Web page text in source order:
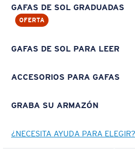
GAFAS DE SOL GRADUADAS
OFERTA
GAFAS DE SOL PARA LEER
ACCESORIOS PARA GAFAS
GRABA SU ARMAZÓN
¿NECESITA AYUDA PARA ELEGIR?